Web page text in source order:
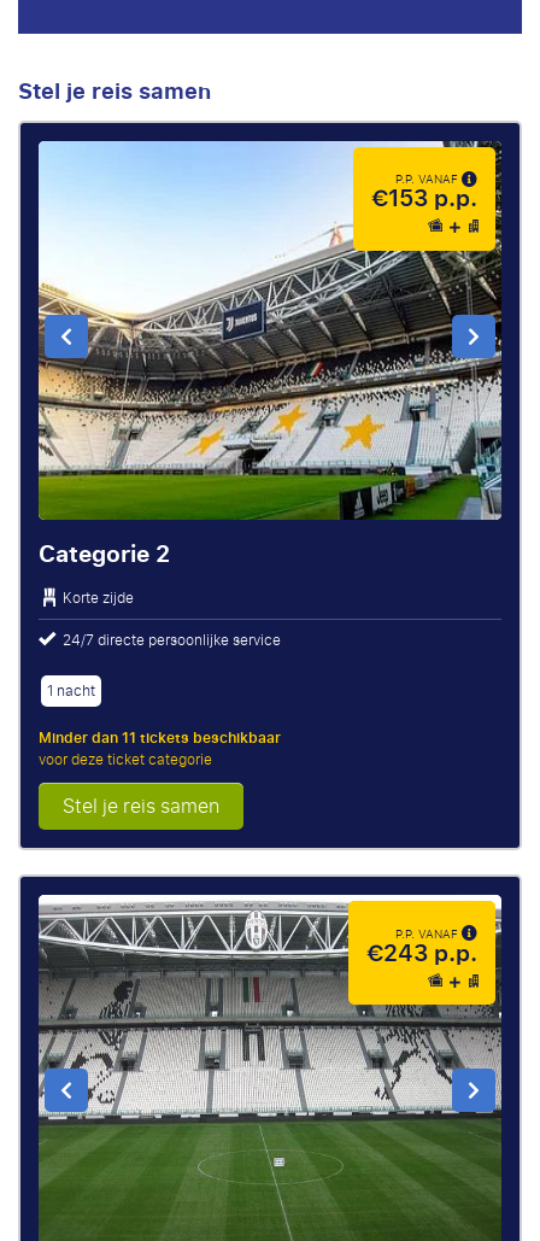
Stel je reis samen
P.P. VANAF
€153 p.p.
Categorie 2
Korte zijde
24/7 directe persoonlijke service
1 nacht
Minder dan 11 tickets beschikbaar
voor deze ticket categorie
Stel je reis samen
P.P. VANAF
€243 p.p.